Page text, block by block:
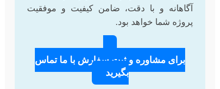
آگاهانه و با دقت، ضامن کیفیت و موفقیت
پروژه شما خواهد بود.
برای مشاوره و ثبت سفارش با ما تماس
بگیرید